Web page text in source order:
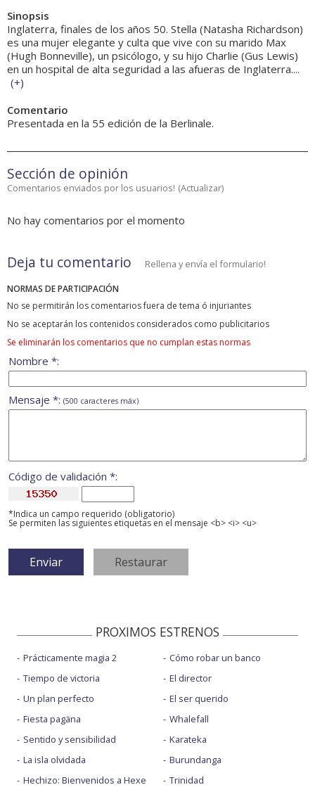
Sinopsis
Inglaterra, finales de los años 50. Stella (Natasha Richardson)
es una mujer elegante y culta que vive con su marido Max
(Hugh Bonneville), un psicólogo, y su hijo Charlie (Gus Lewis)
en un hospital de alta seguridad a las afueras de Inglaterra....
(+)
Comentario
Presentada en la 55 edición de la Berlinale.
Sección de opinión
Comentarios enviados por los usuarios! (Actualizar)
No hay comentarios por el momento
Deja tu comentario Rellena y envía el formulario!
NORMAS DE PARTICIPACIÓN
No se permitirán los comentarios fuera de tema ó injuriantes
No se aceptarán los contenidos considerados como publicitarios
Se eliminarán los comentarios que no cumplan estas normas
Nombre *:
Mensaje *: (500 caracteres máx)
Código de validación *:
*Indica un campo requerido (obligatorio)
Se permiten las siguientes etiquetas en el mensaje <b> <i> <u>
PROXIMOS ESTRENOS
Prácticamente magia 2
Tiempo de victoria
Un plan perfecto
Fiesta pagäna
Sentido y sensibilidad
La isla olvidada
Hechizo: Bienvenidos a Hexe
Cómo robar un banco
El director
El ser querido
Whalefall
Karateka
Burundanga
Trinidad